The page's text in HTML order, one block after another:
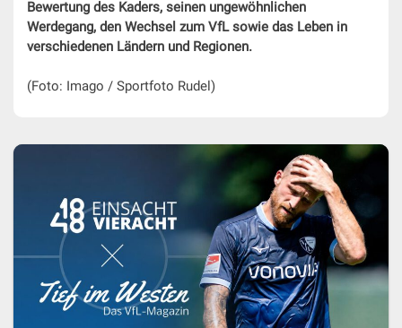
Bewertung des Kaders, seinen ungewöhnlichen
Werdegang, den Wechsel zum VfL sowie das Leben in
verschiedenen Ländern und Regionen.
(Foto: Imago / Sportfoto Rudel)